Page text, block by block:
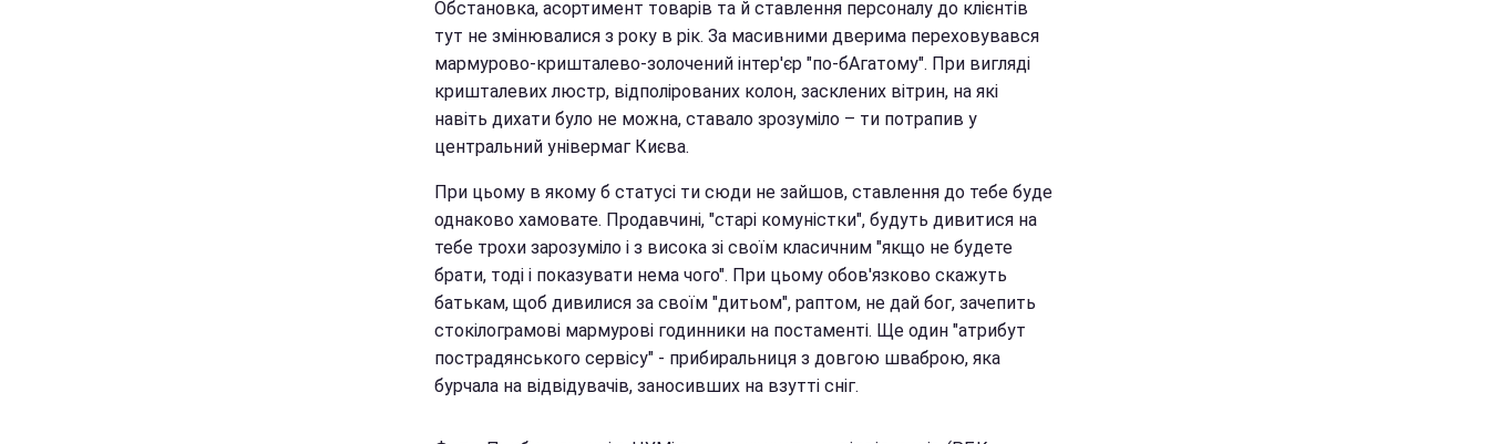
Обстановка, асортимент товарів та й ставлення персоналу до клієнтів
тут не змінювалися з року в рік. За масивними дверима переховувався
мармурово-кришталево-золочений інтер'єр "по-бАгатому". При вигляді
кришталевих люстр, відполірованих колон, засклених вітрин, на які
навіть дихати було не можна, ставало зрозуміло – ти потрапив у
центральний універмаг Києва.
При цьому в якому б статусі ти сюди не зайшов, ставлення до тебе буде
однаково хамовате. Продавчині, "старі комуністки", будуть дивитися на
тебе трохи зарозуміло і з висока зі своїм класичним "якщо не будете
брати, тоді і показувати нема чого". При цьому обов'язково скажуть
батькам, щоб дивилися за своїм "дитьом", раптом, не дай бог, зачепить
стокілограмові мармурові годинники на постаменті. Ще один "атрибут
пострадянського сервісу" - прибиральниця з довгою шваброю, яка
бурчала на відвідувачів, заносивших на взутті сніг.